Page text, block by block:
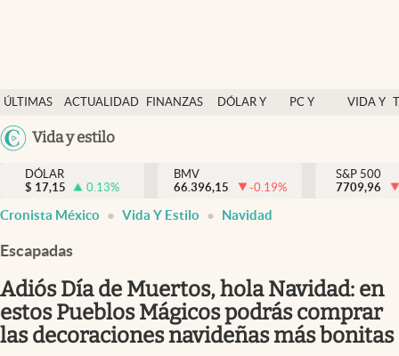
ÚLTIMAS
NOTICIAS
ACTUALIDAD
FINANZAS
DÓLAR Y
PC Y
VIDA Y
México
Vida y estilo
Actualidad
Finanzas y economía
Dólar y mercados
Pc y celular
Vida y estilo
DÓLAR
$ 17,15 0.13%
BMV
66.396,15
-0.19%
S&P 500
7709,96
Cronista México Vida Y Estilo Navidad
Escapadas
Adiós Día de Muertos, hola Navidad: en
estos Pueblos Mágicos podrás comprar
las decoraciones navideñas más bonitas